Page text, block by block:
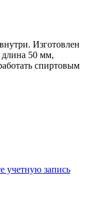
Изготовлен
длина 50 мм,
спиртовым
учетную запись